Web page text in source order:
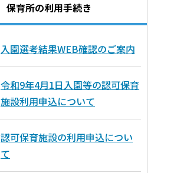
保育所の利用手続き
入園選考結果WEB確認のご案内
令和9年4月1日入園等の認可保育
施設利用申込について
認可保育施設の利用申込につい
て